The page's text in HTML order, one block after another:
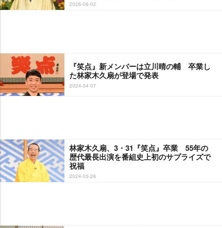
2026-08-02
『笑点』新メンバーは立川晴の輔 卒業し
た林家木久扇が登場で発表
2024-04-07
林家木久扇、3・31『笑点』卒業 55年の
歴代最長出演を番組史上初のサプライズで
祝福
2024-03-26